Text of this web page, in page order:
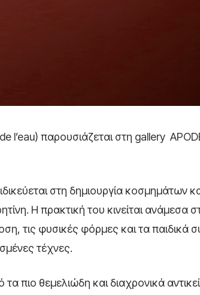
l’eau) παρουσιάζεται στη gallery
στη δημιουργία κοσμημάτων
Η πρακτική του κινείται ανάμεσα
τις φυσικές φόρμες και τα παιδικά
τέχνες.
πιο θεμελιώδη και διαχρονικά